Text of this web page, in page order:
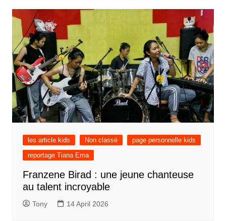
les article kids Non classé
page personnelle kids
reportage Tiana Ema
Franzene Birad : une jeune chanteuse
au talent incroyable
Tony 14 April 2026